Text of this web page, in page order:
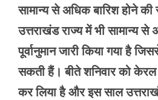
सामान्य से अधिक बारिश होने
उत्तराखंड राज्य में भी सामान्य से
पूर्वानुमान जारी किया गया है
सकती हैं। बीते शनिवार को
कर लिया है और इस साल